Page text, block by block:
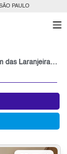
PAULO
Imóveis na Avenida Ordem E Progresso, Jardim das Laranjeiras à Venda ou para Alugar, Zona Norte, São Paulo, SP